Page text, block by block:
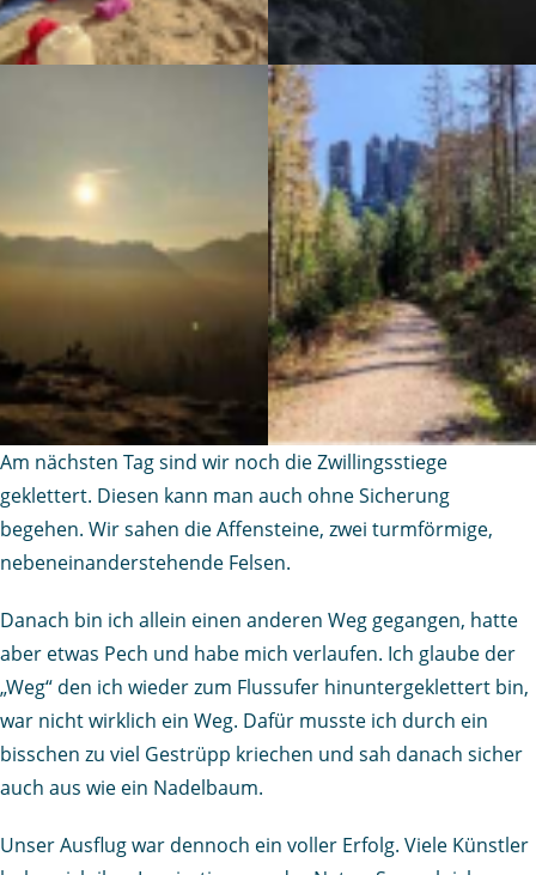
Am nächsten Tag sind wir noch die Zwillingsstiege
geklettert. Diesen kann man auch ohne Sicherung
begehen. Wir sahen die Affensteine, zwei turmförmige,
nebeneinanderstehende Felsen.
Danach bin ich allein einen anderen Weg gegangen, hatte
aber etwas Pech und habe mich verlaufen. Ich glaube der
„Weg“ den ich wieder zum Flussufer hinuntergeklettert bin,
war nicht wirklich ein Weg. Dafür musste ich durch ein
bisschen zu viel Gestrüpp kriechen und sah danach sicher
auch aus wie ein Nadelbaum.
Unser Ausflug war dennoch ein voller Erfolg. Viele Künstler